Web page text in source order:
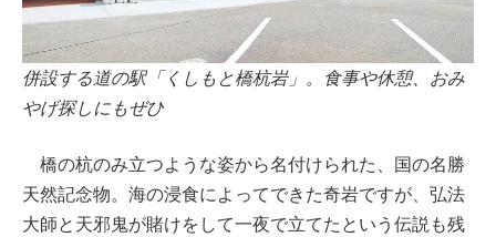
併設する道の駅「くしもと橋杭岩」。食事や休憩、おみ
やげ探しにもぜひ
橋の杭のみ立つような姿から名付けられた、国の名勝
天然記念物。海の浸食によってできた奇岩ですが、弘法
大師と天邪鬼が賭けをして一夜で立てたという伝説も残